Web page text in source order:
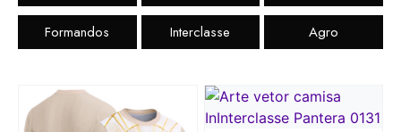
Formandos Interclasse Agro